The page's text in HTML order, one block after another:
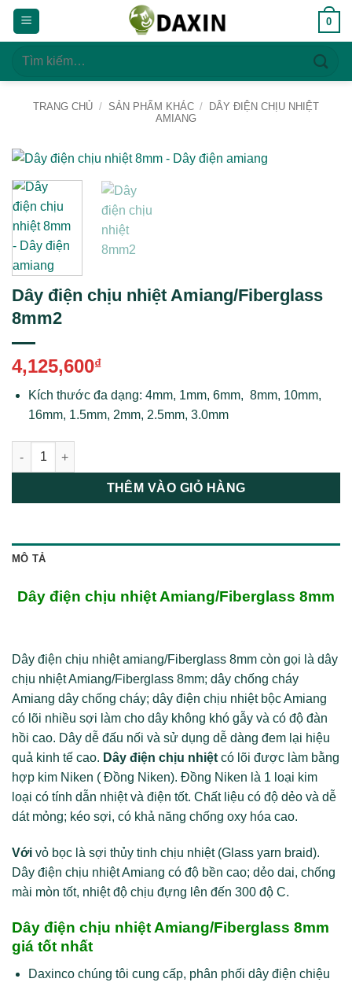
Bỏ
qua
dung
0
Tìm
TRANG CHỦ / SẢN PHẨM KHÁC /
DÂY ĐIỆN CHỊU NHIỆT
AMIANG
Dây điện chịu nhiệt Amiang/Fiberglass
8mm2
4,125,600₫
Kích thước đa dạng: 4mm, 1mm, 6mm, 8mm, 10mm,
16mm, 1.5mm, 2mm, 2.5mm, 3.0mm
Dây điện chịu nhiệt Amiang/Fiberglass 8mm2 số lượng
THÊM VÀO GIỎ HÀNG
MÔ TẢ
Dây điện chịu nhiệt Amiang/Fiberglass 8mm
Dây điện chịu nhiệt amiang/Fiberglass 8mm còn gọi là dây
chịu nhiệt Amiang/Fiberglass 8mm; dây chống cháy
Amiang dây chống cháy; dây điện chịu nhiệt bộc Amiang
có lõi nhiều sợi làm cho dây không khó gẫy và có độ đàn
hồi cao. Dây dễ đấu nối và sử dụng dễ dàng đem lại hiệu
quả kinh tế cao. Dây điện chịu nhiệtcó lõi được làm bằng
hợp kim Niken ( Đồng Niken). Đồng Niken là 1 loại kim
loại có tính dẫn nhiệt và điện tốt. Chất liệu có độ dẻo và dễ
dát mỏng; kéo sợi, có khả năng chống oxy hóa cao.
Với vỏ bọc là sợi thủy tinh chịu nhiệt (Glass yarn braid).
Dây điện chịu nhiệt Amiang có độ bền cao; dẻo dai, chống
mài mòn tốt, nhiệt độ chịu đựng lên đến 300 độ C.
Dây điện chịu nhiệt Amiang/Fiberglass 8mm
giá tốt nhất
Daxinco chúng tôi cung cấp, phân phối dây điện chiệu